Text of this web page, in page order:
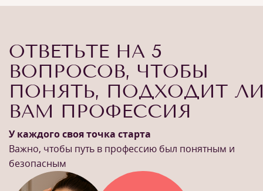
ОТВЕТЬТЕ НА 5
ВОПРОСОВ, ЧТОБЫ
ПОНЯТЬ, ПОДХОДИТ
ВАМ ПРОФЕССИЯ
У каждого своя точка старта
Важно, чтобы путь в профессию был понятным и
безопасным